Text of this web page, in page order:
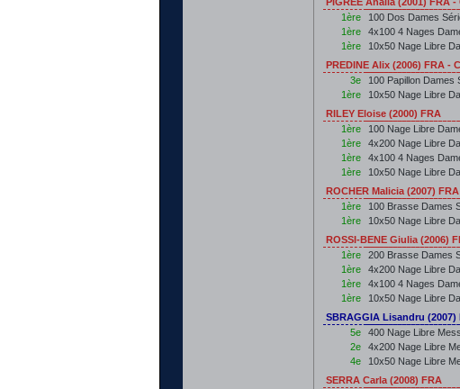
1ère
100 Dos Dames
1ère 4x100 4 Nages
1ère 10x50 Nage Libre
PREDINE Alix (2006) FRA -
3e
100 Papillon Dames
1ère 10x50 Nage Libre
RILEY Eloise (2000) FRA
1ère
100 Nage Libre
1ère 4x200 Nage Libre
1ère 4x100 4 Nages
1ère 10x50 Nage Libre
ROCHER Malicia (2007) FRA
1ère
100 Brasse Dames
1ère 10x50 Nage Libre
ROSSI-BENE Giulia (2006)
1ère
200 Brasse Dames
1ère 4x200 Nage Libre
1ère 4x100 4 Nages
1ère 10x50 Nage Libre
SBRAGGIA Lisandru (2007)
5e
400 Nage Libre
2e 4x200 Nage Libre
4e 10x50 Nage Libre
SERRA Carla (2008) FRA